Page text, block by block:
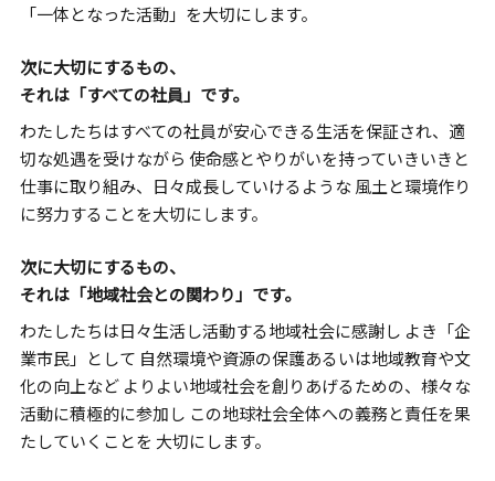
「一体となった活動」を大切にします。
次に大切にするもの、
それは「すべての社員」です。
わたしたちはすべての社員が安心できる生活を保証され、適
切な処遇を受けながら 使命感とやりがいを持っていきいきと
仕事に取り組み、日々成長していけるような風土と環境作り
に努力することを大切にします。
次に大切にするもの、
それは「地域社会との関わり」です。
わたしたちは日々生活し活動する地域社会に感謝し よき「企
業市民」として 自然環境や資源の保護あるいは地域教育や文
化の向上などよりよい地域社会を創りあげるための、様々な
活動に積極的に参加し この地球社会全体への義務と責任を果
たしていくことを 大切にします。